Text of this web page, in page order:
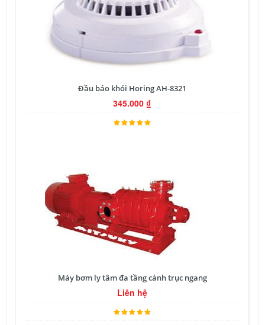
Đầu báo khói Horing AH-8321
345.000 ₫
Máy bơm ly tâm đa tầng cánh trục ngang
Liên hệ